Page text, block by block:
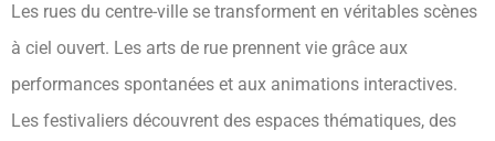
Les rues du centre-ville se transforment en véritables scènes
à ciel ouvert. Les arts de rue prennent vie grâce aux
performances spontanées et aux animations interactives.
Les festivaliers découvrent des espaces thématiques, des